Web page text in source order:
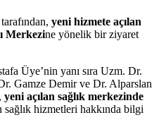
yeni hizmete açılan
Merkezine yönelik bir ziyaret
Üye’nin yanı sıra Uzm. Dr.
Gamze Demir ve Dr. Alparslan
yeni açılan sağlık merkezinde
hizmetleri hakkında bilgi